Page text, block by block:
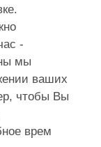
-
мы
ваших
чтобы Вы
врем